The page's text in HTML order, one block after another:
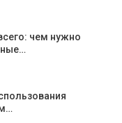
чем нужно